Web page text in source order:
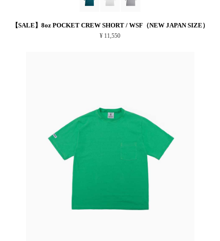
【SALE】8oz POCKET CREW SHORT / WSF（NEW JAPAN SIZE）
¥ 11,550